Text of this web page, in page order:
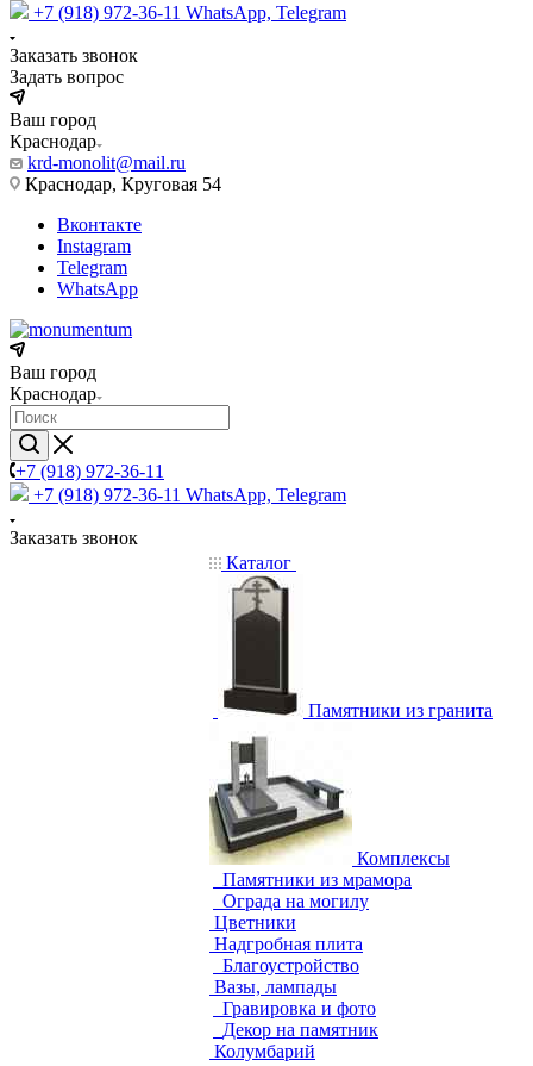
+7 (918) 972-36-11 WhatsApp, Telegram
Заказать звонок
Задать вопрос
Ваш город
Краснодар
krd-monolit@mail.ru
Краснодар, Круговая 54
Вконтакте
Instagram
Telegram
WhatsApp
Ваш город
Краснодар
+7 (918) 972-36-11
+7 (918) 972-36-11 WhatsApp, Telegram
Заказать звонок
Каталог
Памятники из гранита
Комплексы
Памятники из мрамора
Ограда на могилу
Цветники
Надгробная плита
Благоустройство
Вазы, лампады
Гравировка и фото
Декор на памятник
Колумбарий